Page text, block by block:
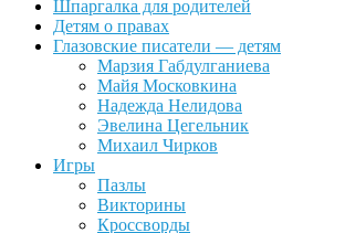
Шпаргалка для родителей
Детям о правах
Глазовские писатели — детям
Марзия Габдулганиева
Майя Московкина
Надежда Нелидова
Эвелина Цегельник
Михаил Чирков
Игры
Пазлы
Викторины
Кроссворды